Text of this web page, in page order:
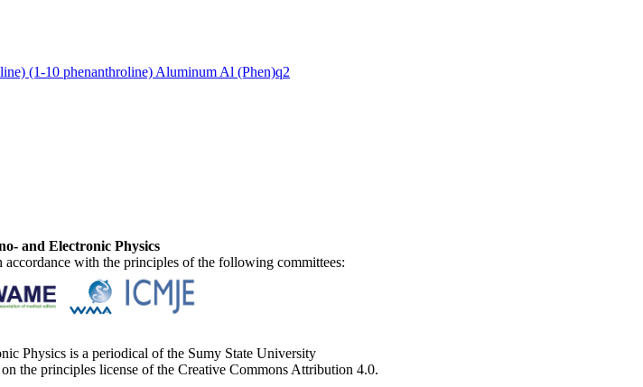
(1-10 phenanthroline) Aluminum Al (Phen)q2
and Electronic Physics
accordance with the principles of the following committees:
Physics is a periodical of the Sumy State University
the principles license of the Creative Commons Attribution 4.0.